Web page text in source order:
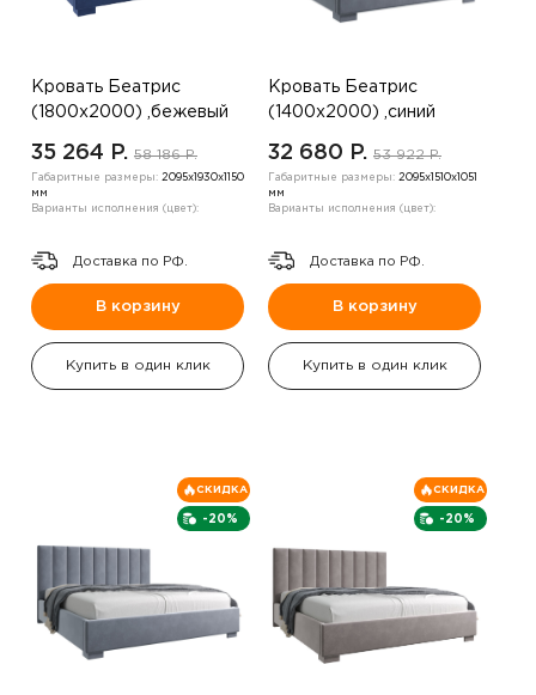
Кровать Беатрис
(1800х2000) ,бежевый
35 264 P. 58 186 P.
Габаритные размеры: 2095х1930х1150
мм
Варианты исполнения (цвет):
Доставка по РФ.
В корзину
Купить в один клик
Кровать Беатрис
(1400х2000) ,синий
32 680 P. 53 922 P.
Габаритные размеры: 2095х1510х1051
мм
Варианты исполнения (цвет):
Доставка по РФ.
В корзину
Купить в один клик
-20%
СКИДКА
-20%
СКИДКА